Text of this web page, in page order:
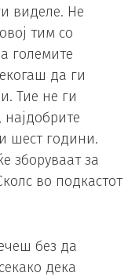
виделе. Не
тим со
големите
да ги
Тие не ги
шест години.
зборуваат за
во подкастот
без да
дека